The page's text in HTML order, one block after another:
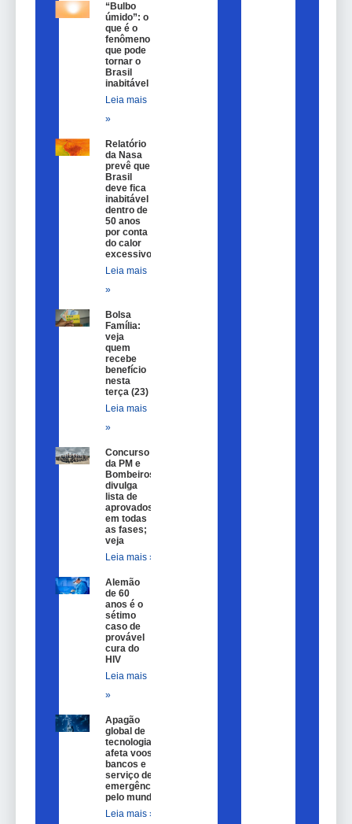
“Bulbo
úmido”: o
que é o
fenômeno
que pode
tornar o
Brasil
inabitável
Leia mais
»
Relatório
da Nasa
prevê que
Brasil
deve fica
inabitável
dentro de
50 anos
por conta
do calor
excessivo
Leia mais
»
Bolsa
Família:
veja
quem
recebe
benefício
nesta
terça (23)
Leia mais
»
Concurso
da PM e
Bombeiros
divulga
lista de
aprovados
em todas
as fases;
veja
Leia mais »
Alemão
de 60
anos é o
sétimo
caso de
provável
cura do
HIV
Leia mais
»
Apagão
global de
tecnologia
afeta voos,
bancos e
serviço de
emergência
pelo mundo
Leia mais »